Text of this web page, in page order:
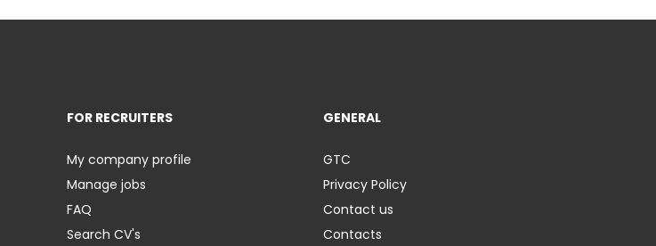
FOR RECRUITERS
My company profile
Manage jobs
FAQ
Search CV's
GENERAL
GTC
Privacy Policy
Contact us
Contacts